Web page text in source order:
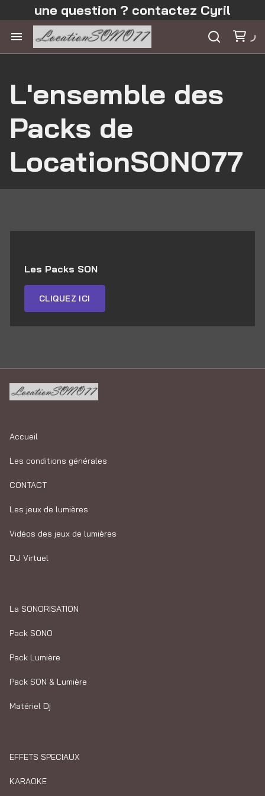
une question ? contactez Cyril
L'ensemble des
Packs de
LocationSONO77
Les Packs SON
CLIQUEZ ICI
Accueil
Les conditions générales
CONTACT
Les jeux de lumières
Vidéos des jeux de lumières
DJ Virtuel
La SONORISATION
Pack SONO
Pack Lumière
Pack SON & Lumière
Matériel Dj
EFFETS SPECIAUX
KARAOKE